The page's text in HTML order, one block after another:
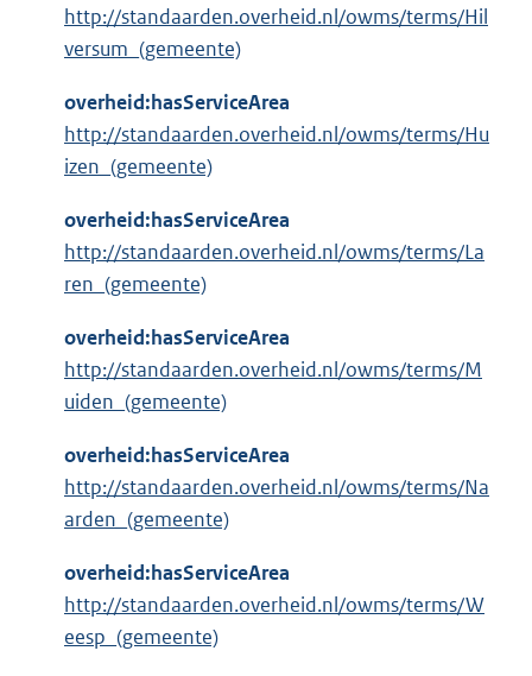
http://standaarden.overheid.nl/owms/terms/Hil
versum_(gemeente)
overheid:hasServiceArea
http://standaarden.overheid.nl/owms/terms/Hu
izen_(gemeente)
overheid:hasServiceArea
http://standaarden.overheid.nl/owms/terms/La
ren_(gemeente)
overheid:hasServiceArea
http://standaarden.overheid.nl/owms/terms/M
uiden_(gemeente)
overheid:hasServiceArea
http://standaarden.overheid.nl/owms/terms/Na
arden_(gemeente)
overheid:hasServiceArea
http://standaarden.overheid.nl/owms/terms/W
eesp_(gemeente)